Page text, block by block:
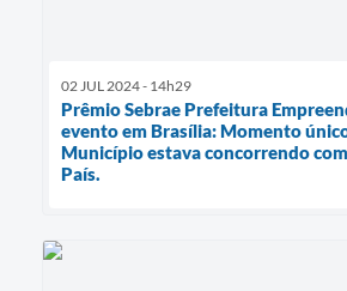
02 JUL 2024 - 14h29
Prêmio Sebrae Prefeitura
evento em Brasília: Momento
Município estava concorrendo
País.